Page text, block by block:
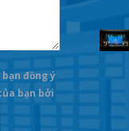
đồng ý
bạn bởi